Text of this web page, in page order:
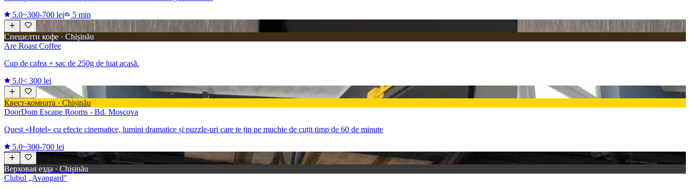
5.0~300-700 lei 5 min
Спешелти кофе · Chișinău
Are Roast Coffee
Cup de cafea + sac de 250g de luat acasă.
5.0< 300 lei
Квест-комната · Chișinău
DoorDom Escape Rooms - Bd. Moscova
Quest «Hotel» cu efecte cinematice, lumini dramatice și puzzle-uri care te țin pe muchie de cuțit timp de 60 de minute
5.0~300-700 lei
Верховая езда · Chișinău
Clubul „Avangard"